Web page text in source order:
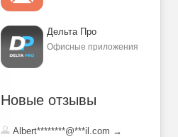
Дельта Про
Офисные приложения
Новые отзывы
Albert********@***il.com →